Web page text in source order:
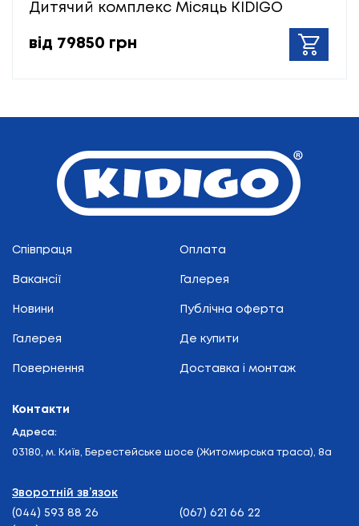
Дитячий комплекс Місяць KIDIGO
від 79850 грн
Співпраця Оплата
Вакансії Галерея
Новини Публічна оферта
Галерея Де купити
Повернення Доставка і монтаж
Контакти
Адреса:
03180, м. Київ, Берестейське шосе (Житомирська траса), 8а
Зворотній зв’язок
(044) 593 88 26
(067) 621 66 22